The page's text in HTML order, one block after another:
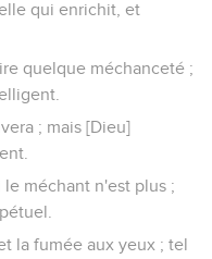
qui enrichit, et
quelque méchanceté ;
; mais [Dieu]
méchant n'est plus ;
la fumée aux yeux ; tel